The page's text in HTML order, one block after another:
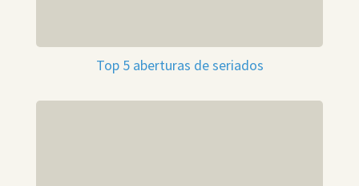
Top 5 aberturas de seriados